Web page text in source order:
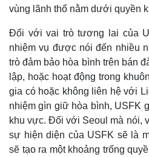
Pháp luật
Vụ án
Tin nóng
Tư vấn luật
vùng lãnh thổ nằm dưới quyền
Đối với vai trò tương lai của
nhiệm vụ được nói đến nhiều
trò đảm bảo hòa bình trên bán
lập, hoặc hoạt động trong
gia có hoặc không liên hệ với
nhiệm gìn giữ hòa bình, USFK
khu vực. Đối với Seoul mà nói,
sự hiện diện của USFK sẽ là
sẽ tạo ra một khoảng trống